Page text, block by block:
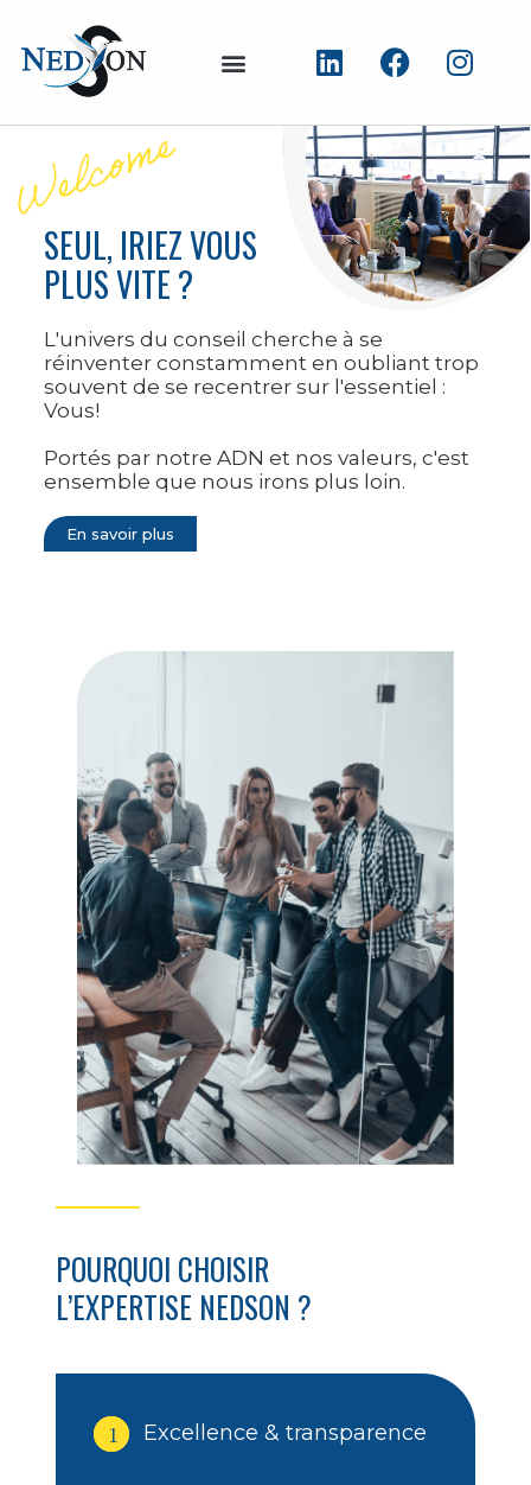
L'univers du conseil cherche à se
réinventer constamment en oubliant trop
souvent de se recentrer sur l'essentiel :
Vous!
Portés par notre ADN et nos valeurs, c'est
ensemble que nous irons plus loin.
SEUL, IRIEZ VOUS
PLUS VITE ?
En savoir plus
POURQUOI CHOISIR
L’EXPERTISE NEDSON ?
1 Excellence & transparence